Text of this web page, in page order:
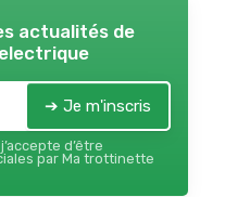
actualités de
➔ Je m'inscris
d’être
par Ma trottinette